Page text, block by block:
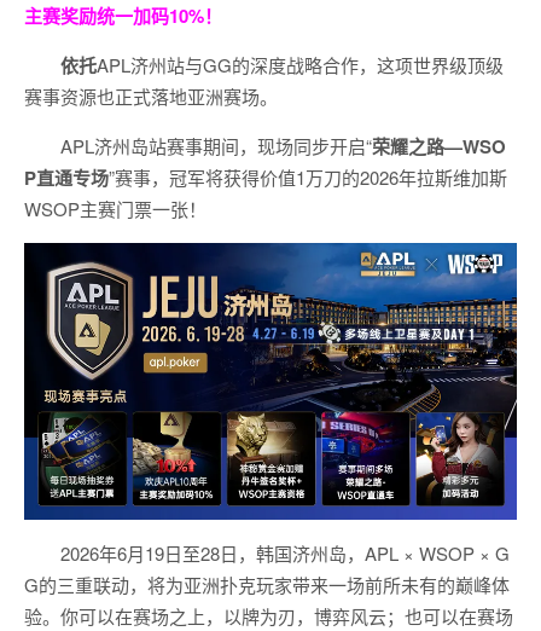
主赛奖励统一加码10%！
依托APL济州站与GG的深度战略合作，这项世界级顶级
赛事资源也正式落地亚洲赛场。
APL济州岛站赛事期间，现场同步开启“荣耀之路—WSO
P直通专场”赛事，冠军将获得价值1万刀的2026年拉斯维加斯
WSOP主赛门票一张！
2026年6月19日至28日，韩国济州岛，APL × WSOP × G
G的三重联动，将为亚洲扑克玩家带来一场前所未有的巅峰体
验。 你可以在赛场之上，以牌为刃，博弈风云；也可以在赛场